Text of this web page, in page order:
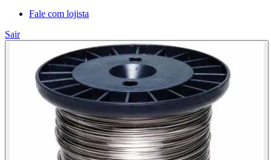
Fale com lojista
Sair